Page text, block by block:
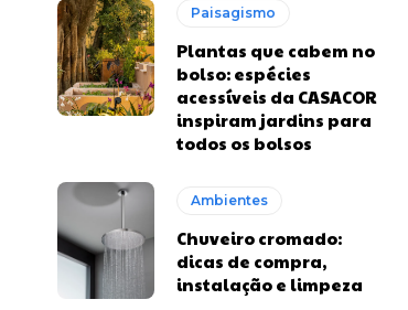
Paisagismo
Plantas que cabem no
bolso: espécies
acessíveis da CASACOR
inspiram jardins para
todos os bolsos
Ambientes
Chuveiro cromado:
dicas de compra,
instalação e limpeza